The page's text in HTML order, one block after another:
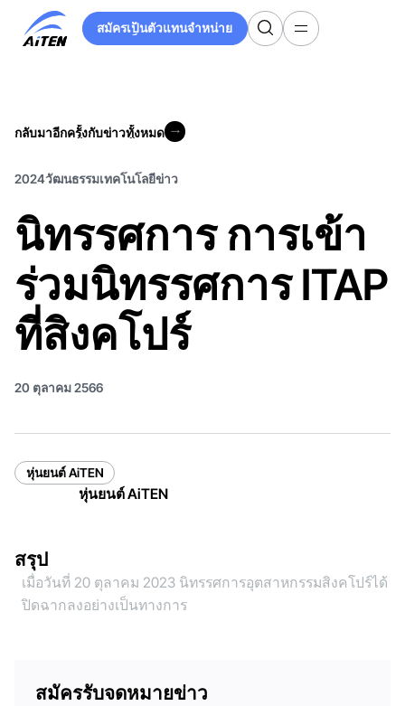
สมัครเป็นตัวแทนจำหน่าย
สมัครเป็นตัวแทนจำหน่าย
กลับมาอีกครั้งกับข่าวทั้งหมด
2024วัฒนธรรมเทคโนโลยีข่าว
นิทรรศการ การเข้า
ร่วมนิทรรศการ ITAP
ที่สิงคโปร์
20 ตุลาคม 2566
หุ่นยนต์ AiTEN
หุ่นยนต์ AiTEN
สรุป
เมื่อวันที่ 20 ตุลาคม 2023 นิทรรศการอุตสาหกรรมสิงคโปร์ได้
ปิดฉากลงอย่างเป็นทางการ
สมัครรับจดหมายข่าว